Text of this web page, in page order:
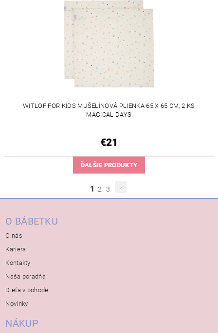
WITLOF FOR KIDS MUŠELÍNOVÁ PLIENKA 65 X 65 CM, 2 KS
MAGICAL DAYS
€21
ĎALŠIE PRODUKTY
1 2 3
O BÁBETKU
O nás
Kariera
Kontakty
Naša poradňa
Dieťa v pohode
Novinky
NÁKUP